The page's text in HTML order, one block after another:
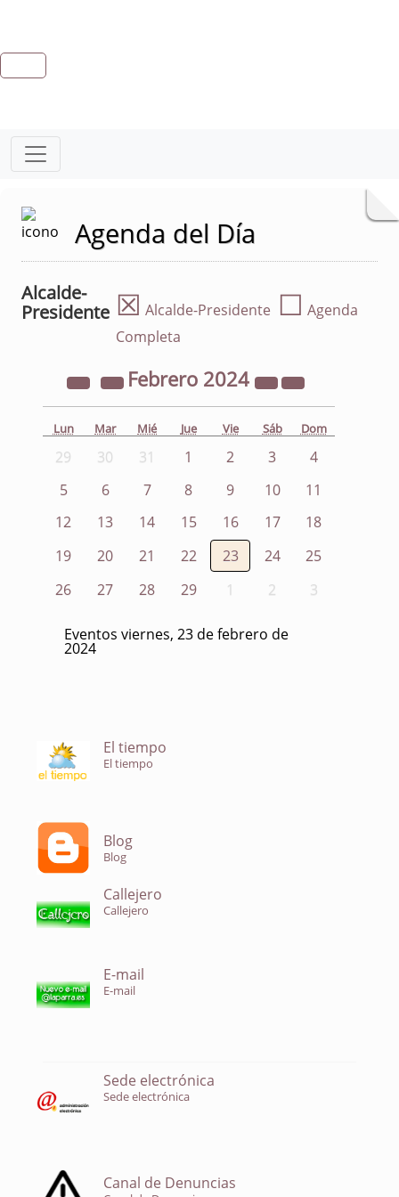
Agenda del Día
Alcalde-
Presidente ☒ Alcalde-Presidente ☐ Agenda
Completa
Febrero 2024
Lun Mar Mié Jue Vie Sáb Dom
29 30 31 1 2 3
4
5
6 7 8 9 10
11
12
13 14 15 16 17
18
19
20 21 22 23 24
25
26
27 28 29 1 2 3
Eventos viernes, 23 de febrero de
2024
El tiempo
El tiempo
Blog
Blog
Callejero
Callejero
E-mail
E-mail
Sede electrónica
Sede electrónica
Canal de Denuncias